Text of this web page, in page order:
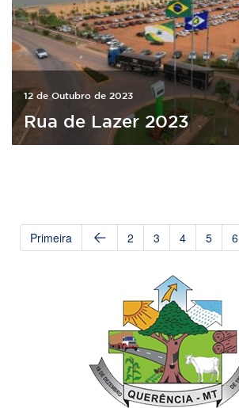
12 de Outubro de 2023
Rua de Lazer 2023
Primeira 2 3 4 5 6